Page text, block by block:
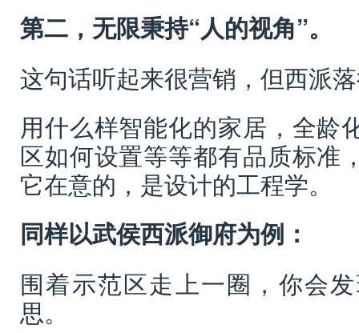
第二，无限秉持“人的视角”。
这句话听起来很营销，但西派
用什么样智能化的家居，全龄
区如何设置等等都有品质标准
它在意的，是设计的工程学。
同样以武侯西派御府为例：
围着示范区走上一圈，你会
思。